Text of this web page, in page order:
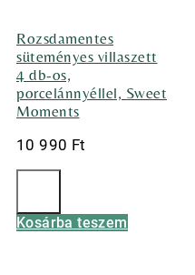
Rozsdamentes
süteményes villaszett
4 db-os,
porcelánnyéllel, Sweet
Moments
10 990 Ft
Kosárba teszem